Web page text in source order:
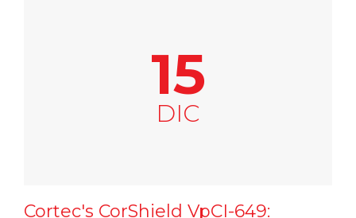
15
DIC
Cortec's CorShield VpCI-649: